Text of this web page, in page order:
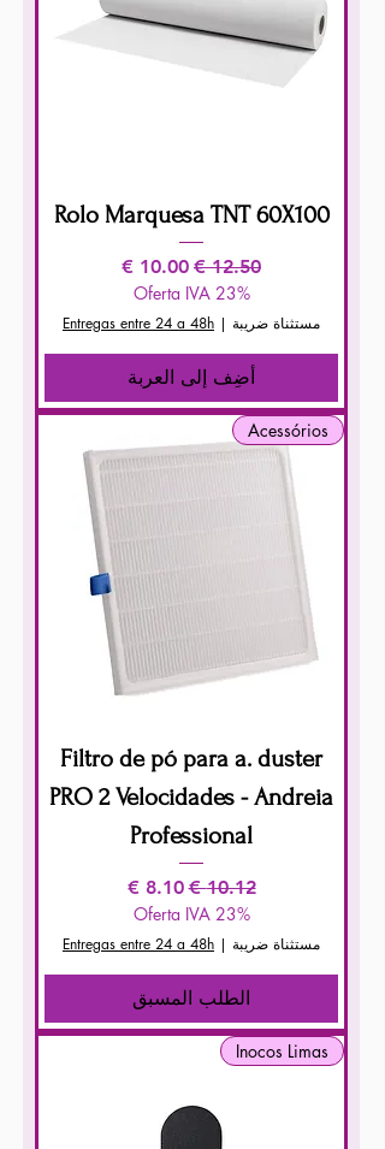
Rolo Marquesa TNT 60X100
سعر عاديسعر البيع
Oferta IVA 23%
مستثناة ضريبة |
Entregas entre 24 a 48h
أضِف إلى العربة
Acessórios
Filtro de pó para a. duster
PRO 2 Velocidades - Andreia
Professional
سعر عادي‏10.12 € سعر البيع‏8.10 €
Oferta IVA 23%
مستثناة ضريبة |
Entregas entre 24 a 48h
الطلب المسبق
Inocos Limas